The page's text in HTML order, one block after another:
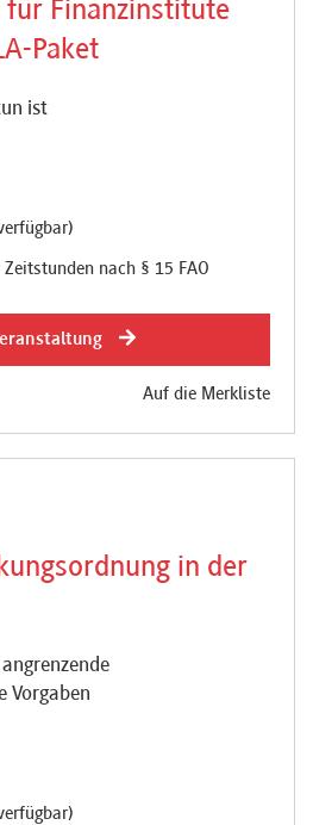
für Finanzinstitute
Paket
ist
nach § 15 FAO
Auf die Merkliste
in der
Vorgaben